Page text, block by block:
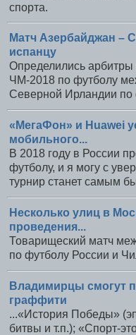
спорта.
Матч Азербайджан –
испанцу
Определились арбитры
ЧМ-2018 по футболу
Северной Ирландии по
«МегаФон» и Huawei
мобильного...
В 2018 году в России
футболу, и я могу с
турнир станет самым
Несколько улиц в
проведения...
Товарищеский матч
по футболу России и
Владимирцы смогут
граффити
...«История Победы»
битвы и т.п.); «Спорт-